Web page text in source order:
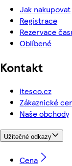
Jak nakupovat
Registrace
Rezervace
Oblíbené
Kontakt
itesco.cz
Zákaznické
Naše obchody
Užitečné odkazy
Cena